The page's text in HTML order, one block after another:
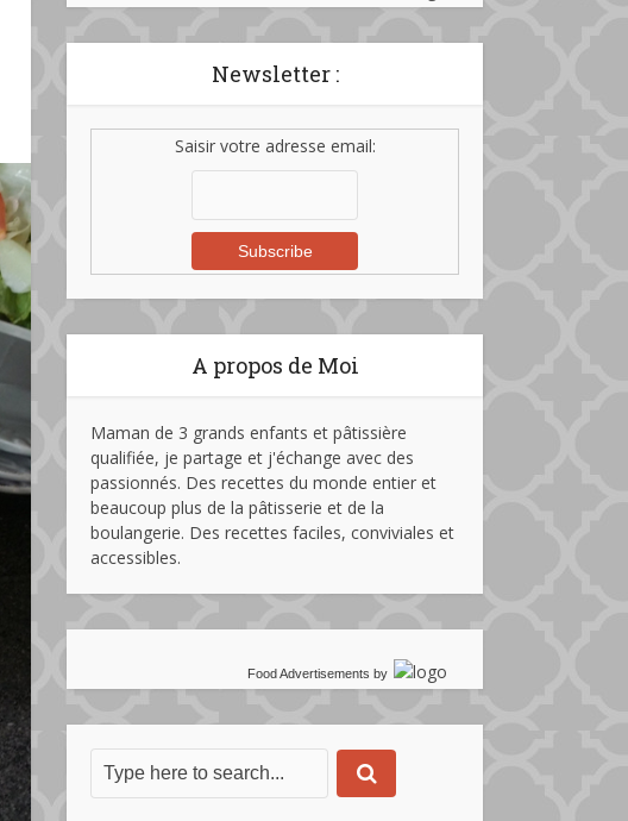
Newsletter :
Saisir votre adresse email:
A propos de Moi
Maman de 3 grands enfants et pâtissière
qualifiée, je partage et j'échange avec des
passionnés. Des recettes du monde entier et
beaucoup plus de la pâtisserie et de la
boulangerie. Des recettes faciles, conviviales et
accessibles.
Food Advertisements by